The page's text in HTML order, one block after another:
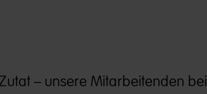
– unsere Mitarbeitenden bei